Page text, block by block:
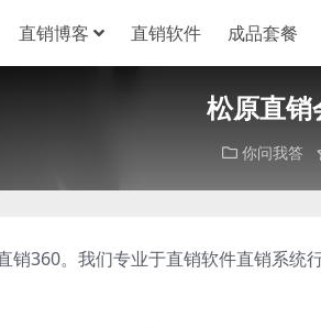
直销博客 直销软件 成品套餐
松原直销
你问我答
销360。我们专业于直销软件直销系统